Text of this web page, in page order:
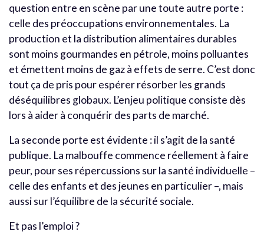
question entre en scène par une toute autre porte :
celle des préoccupations environnementales. La
production et la distribution alimentaires durables
sont moins gourmandes en pétrole, moins polluantes
et émettent moins de gaz à effets de serre. C’est donc
tout ça de pris pour espérer résorber les grands
déséquilibres globaux. L’enjeu politique consiste dès
lors à aider à conquérir des parts de marché.
La seconde porte est évidente : il s’agit de la santé
publique. La malbouffe commence réellement à faire
peur, pour ses répercussions sur la santé individuelle –
celle des enfants et des jeunes en particulier –, mais
aussi sur l’équilibre de la sécurité sociale.
Et pas l’emploi ?